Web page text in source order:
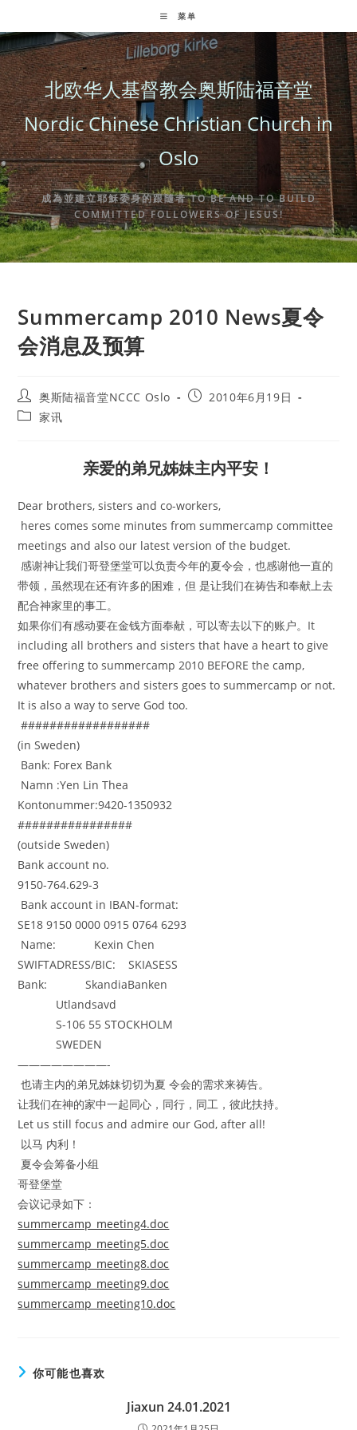
to
content
菜单
北欧华人基督教会奥斯陆福音堂
Nordic Chinese Christian Church in
Oslo
成為並建立耶穌委身的跟隨者 TO BE AND TO BUILD
COMMITTED FOLLOWERS OF JESUS!
Summercamp 2010 News夏令
会消息及预算
Post
author:
奥斯陆福音堂NCCC Oslo
Post2010年6月19日
Post家讯
亲爱的弟兄姊妹主内平安！
Dear brothers, sisters and co-workers,
heres comes some minutes from summercamp committee
meetings and also our latest version of the budget.
感谢神让我们哥登堡堂可以负责今年的夏令会，也感谢他一直的
带领，虽然现在还有许多的困难，但 是让我们在祷告和奉献上去
配合神家里的事工。
如果你们有感动要在金钱方面奉献，可以寄去以下的账户。It
including all brothers and sisters that have a heart to give
free offering to summercamp 2010 BEFORE the camp,
whatever brothers and sisters goes to summercamp or not.
It is also a way to serve God too.
##################
(in Sweden)
Bank: Forex Bank
Namn :Yen Lin Thea
Kontonummer:9420-1350932
################
(outside Sweden)
Bank account no.
9150-764.629-3
Bank account in IBAN-format:
SE18 9150 0000 0915 0764 6293
Name: Kexin Chen
SWIFTADRESS/BIC: SKIASESS
Bank: SkandiaBanken
Utlandsavd
S-106 55 STOCKHOLM
SWEDEN
————————-
也请主内的弟兄姊妹切切为夏 令会的需求来祷告。
让我们在神的家中一起同心，同行，同工，彼此扶持。
Let us still focus and admire our God, after all!
以马 内利！
夏令会筹备小组
哥登堡堂
会议记录如下：
summercamp_meeting4.doc
summercamp_meeting5.doc
summercamp_meeting8.doc
summercamp_meeting9.doc
summercamp_meeting10.doc
你可能也喜欢
Jiaxun 24.01.2021